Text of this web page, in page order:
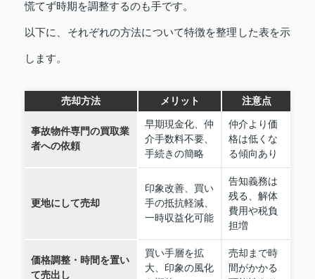
慌てず時期を調整するのも手です。
以下に、それぞれの方法について特徴を整理した表を示
します。
売却方法 メリット 注意点
事故物件専門の買取業
者への依頼
早期現金化、仲
介手数料不要、
手続きの簡略
仲介より価
格は低くな
る傾向あり
更地にして売却
印象改善、買い
手の抵抗軽減、
一時収益化可能
告知義務は
残る、解体
費用や税負
担増
価格調整・時間を置い
て売出し
買い手層を拡
大、印象の風化
売却まで時
間がかかる